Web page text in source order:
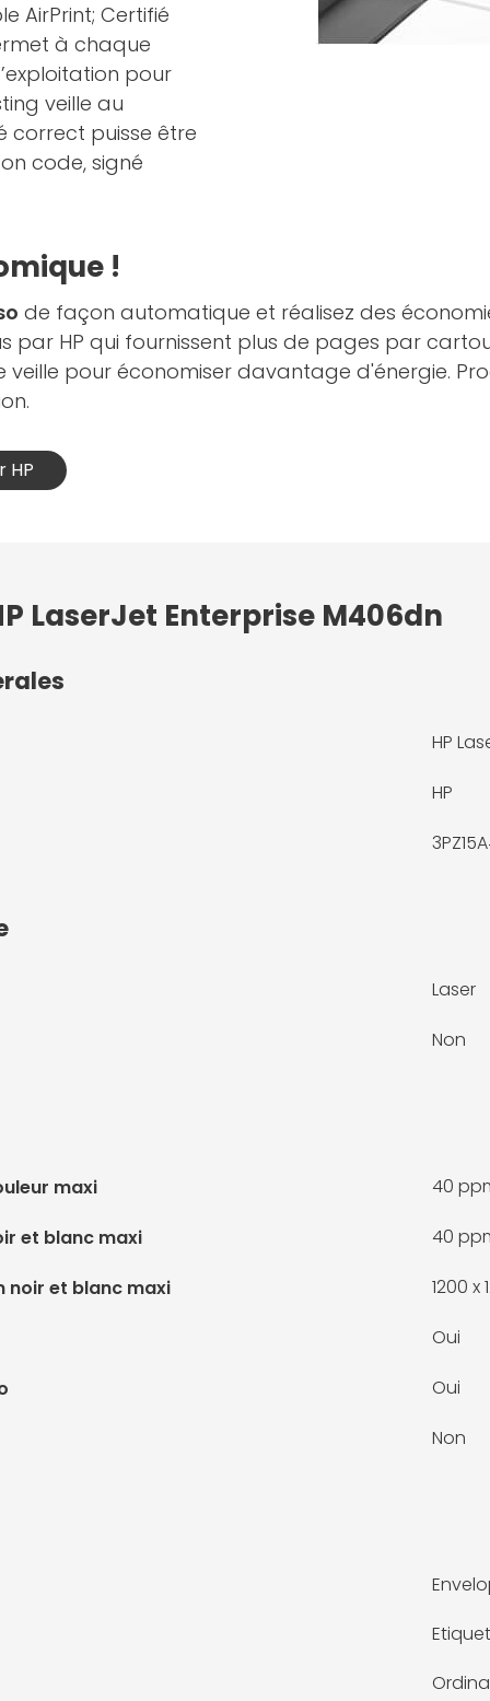
AirPrint; Certifié
à chaque
pour
veille au
correct puisse être
code, signé
!
de façon automatique et réalisez des
par HP qui fournissent plus de pages par
pour économiser davantage d'énergie.
HP
LaserJet Enterprise M406dn
HP
HP
Laser
Non
maxi 40
et blanc maxi 40
noir et blanc maxi
1200 x
Oui
Oui
Non